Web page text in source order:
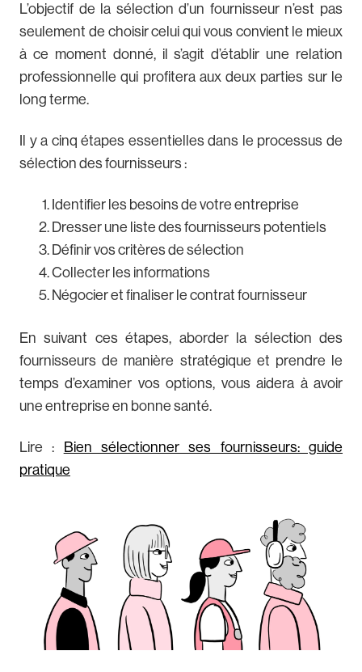
L’objectif de la sélection d’un fournisseur n’est pas
seulement de choisir celui qui vous convient le mieux
à ce moment donné, il s’agit d’établir une relation
professionnelle qui profitera aux deux parties sur le
long terme.
Il y a cinq étapes essentielles dans le processus de
sélection des fournisseurs :
Identifier les besoins de votre entreprise
Dresser une liste des fournisseurs potentiels
Définir vos critères de sélection
Collecter les informations
Négocier et finaliser le contrat fournisseur
En suivant ces étapes, aborder la sélection des
fournisseurs de manière stratégique et prendre le
temps d’examiner vos options, vous aidera à avoir
une entreprise en bonne santé.
Lire :
Bien sélectionner ses fournisseurs: guide
pratique